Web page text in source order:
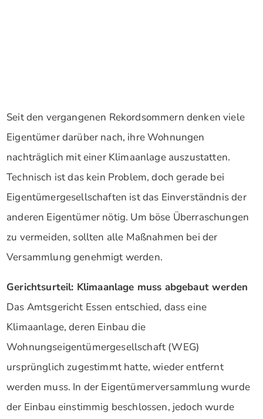
Seit den vergangenen Rekordsommern denken viele
Eigentümer darüber nach, ihre Wohnungen
nachträglich mit einer Klimaanlage auszustatten.
Technisch ist das kein Problem, doch gerade bei
Eigentümergesellschaften ist das Einverständnis der
anderen Eigentümer nötig. Um böse Überraschungen
zu vermeiden, sollten alle Maßnahmen bei der
Versammlung genehmigt werden.
Gerichtsurteil: Klimaanlage muss abgebaut werden
Das Amtsgericht Essen entschied, dass eine
Klimaanlage, deren Einbau die
Wohnungseigentümergesellschaft (WEG)
ursprünglich zugestimmt hatte, wieder entfernt
werden muss. In der Eigentümerversammlung wurde
der Einbau einstimmig beschlossen, jedoch wurde